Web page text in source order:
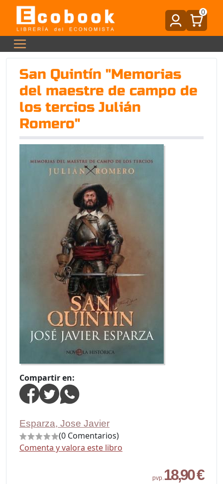
0
San Quintín "Memorias
del maestre de campo de
los tercios Julián
Romero"
Compartir en:
Esparza, Jose Javier
(0 Comentarios)
Comenta y valora este libro
pvp.18,90 €